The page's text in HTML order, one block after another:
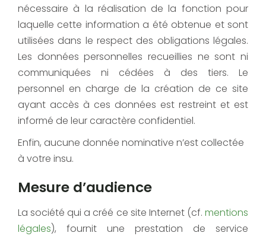
nécessaire à la réalisation de la fonction pour
laquelle cette information a été obtenue et sont
utilisées dans le respect des obligations légales.
Les données personnelles recueillies ne sont ni
communiquées ni cédées à des tiers. Le
personnel en charge de la création de ce site
ayant accès à ces données est restreint et est
informé de leur caractère confidentiel.
Enfin, aucune donnée nominative n’est collectée
à votre insu.
Mesure d’audience
La société qui a créé ce site Internet (cf. mentions
légales), fournit une prestation de service